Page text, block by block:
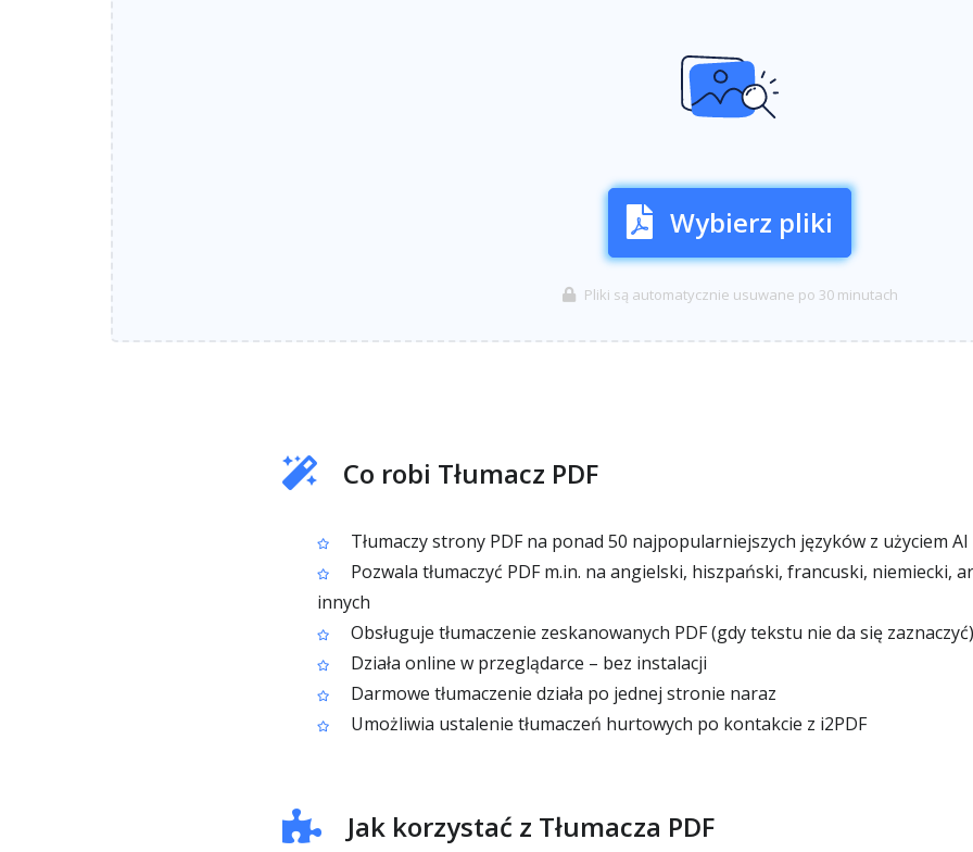
Wybierz pliki
Pliki są automatycznie usuwane po 30 minutach
Co robi Tłumacz PDF
Tłumaczy strony PDF na ponad 50 najpopularniejszych języków z użyciem AI
Pozwala tłumaczyć PDF m.in. na angielski, hiszpański, francuski, niemiecki,
innych
Obsługuje tłumaczenie zeskanowanych PDF (gdy tekstu nie da się zaznaczyć)
Działa online w przeglądarce – bez instalacji
Darmowe tłumaczenie działa po jednej stronie naraz
Umożliwia ustalenie tłumaczeń hurtowych po kontakcie z i2PDF
Jak korzystać z Tłumacza PDF